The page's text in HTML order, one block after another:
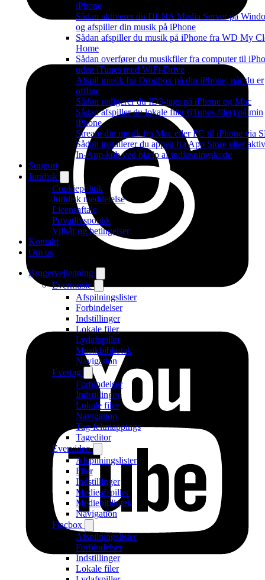
iPhone
Sådan aktiverer du DLNA Media Server på
og afspiller din musik på iPhone
Sådan afspiller du musik på iPhone fra WD My
Home
Sådan overfører du musikfiler fra computer til
uden iTunes med WiFi-Drive
Afspil musik fra Dropbox på din iPhone, når du er
offline
Sådan redigerer du ID3-tags på iPhone og Mac
Sådan afspiller du lokale filer (iTunes-filer) på min
iPhone
Stream din musik fra Mac eller PC til iPhone via
Sådan installerer du appen fra App Store eller
In-App-køb ved hjælp af indløsningskode
Support
Juridisk
Cookiepolitik
Juridisk meddelelse
Licensaftale
Privatlivspolitik
Vilkår og betingelser
Kontakt
Om os
Brugervejledning
Evermusic
Afspilningslister
Forbindelser
Indstillinger
Lokale filer
Lydafspiller
Musikbibliotek
Navigation
Evertag
Forbindelser
Indstillinger
Lokale filer
Navigation
Tag-feltmappings
Tageditor
Evervideo
Afspilningslister
Filer
Indstillinger
Medieafspiller
Mediebibliotek
Navigation
Flacbox
Afspilningslister
Forbindelser
Indstillinger
Lokale filer